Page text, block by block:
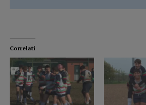
Correlati